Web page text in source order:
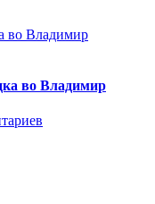
во Владимир
во Владимир